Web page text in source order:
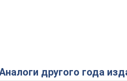
Аналоги другого года